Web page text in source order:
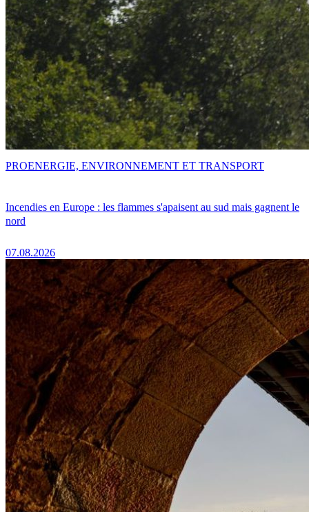
Incendies en Europe : les flammes s'apaisent au sud mais gagnent le
nord
07.08.2026
PROENERGIE, ENVIRONNEMENT ET TRANSPORT